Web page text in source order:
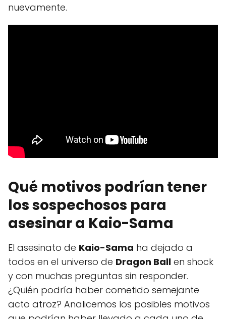
nuevamente.
Qué motivos podrían tener
los sospechosos para
asesinar a Kaio-Sama
El asesinato de Kaio-Sama ha dejado a
todos en el universo de Dragon Ball en shock
y con muchas preguntas sin responder.
¿Quién podría haber cometido semejante
acto atroz? Analicemos los posibles motivos